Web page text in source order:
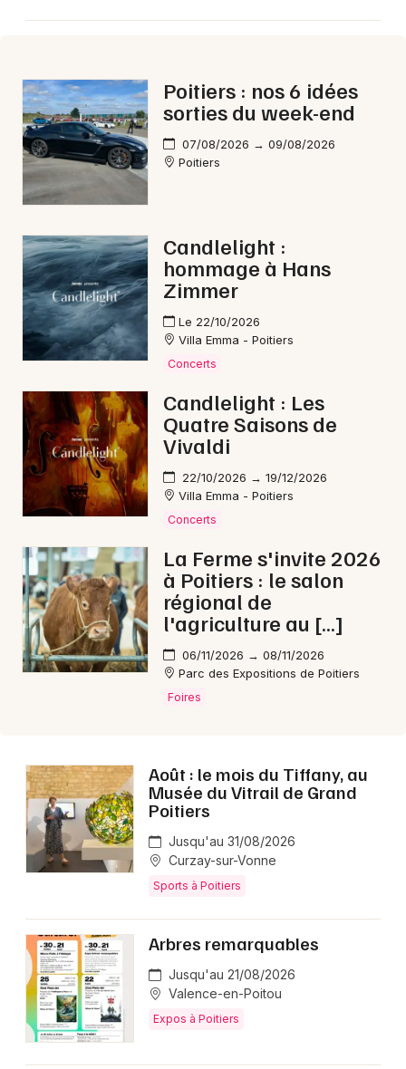
Poitiers : nos 6 idées
sorties du week-end
07/08/2026 → 09/08/2026
Poitiers
Candlelight :
hommage à Hans
Zimmer
Le 22/10/2026
Villa Emma - Poitiers
Concerts
Candlelight : Les
Quatre Saisons de
Vivaldi
22/10/2026 → 19/12/2026
Villa Emma - Poitiers
Concerts
La Ferme s'invite 2026
à Poitiers : le salon
régional de
l'agriculture au […]
06/11/2026 → 08/11/2026
Parc des Expositions de Poitiers
Foires
Août : le mois du Tiffany, au
Musée du Vitrail de Grand
Poitiers
Jusqu'au 31/08/2026
Curzay-sur-Vonne
Sports à Poitiers
Arbres remarquables
Jusqu'au 21/08/2026
Valence-en-Poitou
Expos à Poitiers